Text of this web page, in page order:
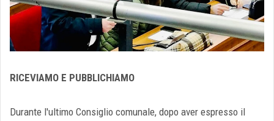
RICEVIAMO E PUBBLICHIAMO
Durante l'ultimo Consiglio comunale, dopo aver espresso il